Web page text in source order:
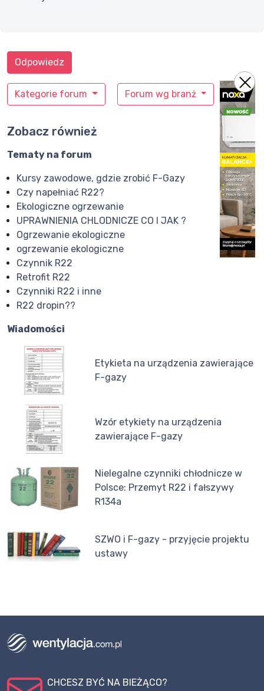
Kategorie forum Forum wg branż
Odpowiedz
Zobacz również
Tematy na forum
Kursy zawodowe, gdzie zrobić F-Gazy
Czy napełniać R22?
Ekologiczne ogrzewanie
UPRAWNIENIA CHLODNICZE CO I JAK ?
Ogrzewanie ekologiczne
ogrzewanie ekologiczne
Czynnik R22
Retrofit R22
Czynniki R22 i inne
R22 dropin??
Wiadomości
Etykieta na urządzenia zawierające
F-gazy
Wzór etykiety na urządzenia
zawierające F-gazy
Nielegalne czynniki chłodnicze w
Polsce: Przemyt R22 i fałszywy
R134a
SZWO i F-gazy - przyjęcie projektu
ustawy
CHCESZ BYĆ NA BIEŻĄCO?